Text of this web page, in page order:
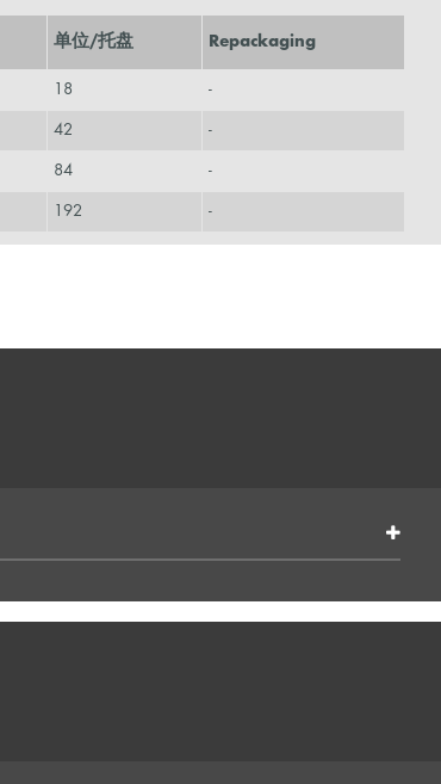
单位/托盘 Repackaging
18 -
42 -
84 -
192 -